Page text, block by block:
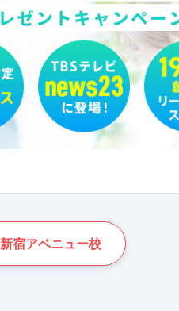
新宿アベニュー校